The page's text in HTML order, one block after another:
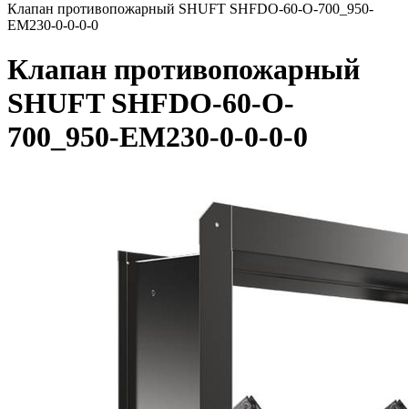
Клапан противопожарный SHUFT SHFDO-60-O-700_950-
EM230-0-0-0-0
Клапан противопожарный
SHUFT SHFDO-60-O-
700_950-EM230-0-0-0-0